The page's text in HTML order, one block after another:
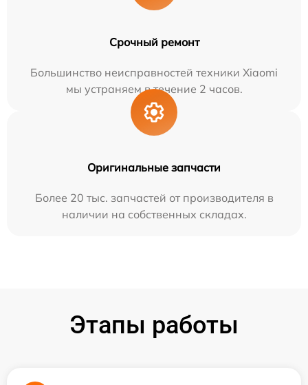
Срочный ремонт
Большинство неисправностей техники Xiaomi
мы устраняем в течение 2 часов.
Оригинальные запчасти
Более 20 тыс. запчастей от производителя в
наличии на собственных складах.
Этапы работы